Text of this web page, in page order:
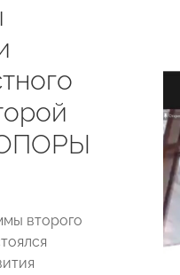
второго